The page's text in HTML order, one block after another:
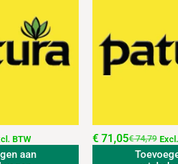
BTW
aan
€74,79
€ 71,05